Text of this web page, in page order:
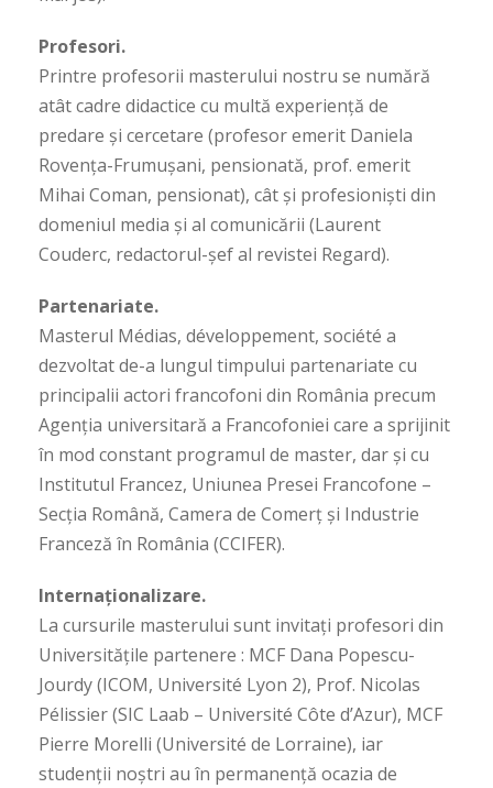
Profesori.
Printre profesorii masterului nostru se numără
atât cadre didactice cu multă experiență de
predare și cercetare (profesor emerit Daniela
Rovența-Frumușani, pensionată, prof. emerit
Mihai Coman, pensionat), cât și profesioniști din
domeniul media și al comunicării (Laurent
Couderc, redactorul-șef al revistei Regard).
Partenariate.
Masterul Médias, développement, société a
dezvoltat de-a lungul timpului partenariate cu
principalii actori francofoni din România precum
Agenția universitară a Francofoniei care a sprijinit
în mod constant programul de master, dar și cu
Institutul Francez, Uniunea Presei Francofone –
Secția Română, Camera de Comerț și Industrie
Franceză în România (CCIFER).
Internaționalizare.
La cursurile masterului sunt invitați profesori din
Universitățile partenere : MCF Dana Popescu-
Jourdy (ICOM, Université Lyon 2), Prof. Nicolas
Pélissier (SIC Laab – Université Côte d’Azur), MCF
Pierre Morelli (Université de Lorraine), iar
studenții noștri au în permanență ocazia de